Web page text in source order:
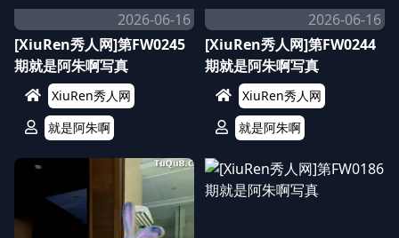
2026-06-16
[XiuRen秀人网]第FW0245
期就是阿朱啊写真
XiuRen秀人网
就是阿朱啊
2026-06-16
[XiuRen秀人网]第FW0244
期就是阿朱啊写真
XiuRen秀人网
就是阿朱啊